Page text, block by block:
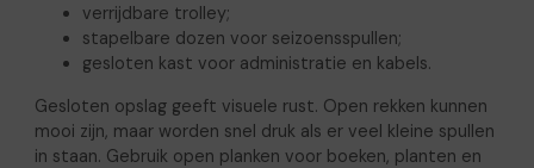
verrijdbare trolley;
stapelbare dozen voor seizoensspullen;
gesloten kast voor administratie en kabels.
Gesloten opslag geeft visuele rust. Open rekken kunnen
mooi zijn, maar worden snel druk als er veel kleine spullen
in staan. Gebruik open planken voor boeken, planten en